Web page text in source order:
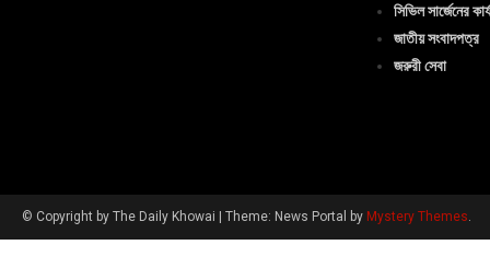
সিভিল সার্জেনের
জাতীয় সংবাদপত্র
জরুরী সেবা
© Copyright by The Daily Khowai Theme: News Portal by Mystery Themes.